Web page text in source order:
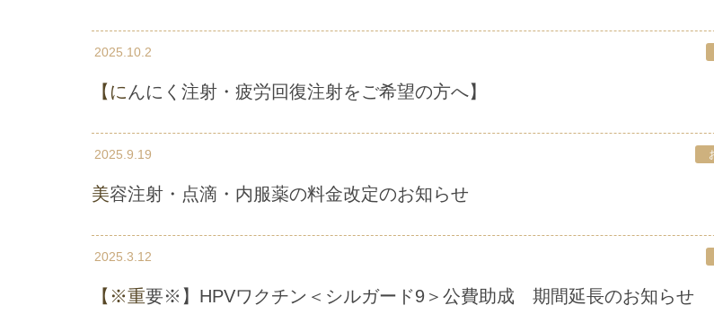
2025.10.2
【にんにく注射・疲労回復注射をご希望の方へ】
2025.9.19
美容注射・点滴・内服薬の料金改定のお知らせ
2025.3.12
【※重要※】HPVワクチン＜シルガード9＞公費助成 期間延長のお知らせ